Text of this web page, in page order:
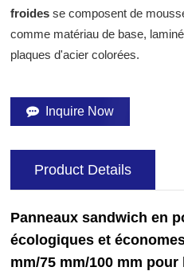
froides se composent de
comme matériau de base,
plaques d'acier colorées.
Inquire Now
Product Details
Panneaux sandwich en
écologiques et
mm/75 mm/100 mm